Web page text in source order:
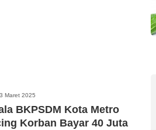
Maret 2025
BKPSDM Kota Metro
Korban Bayar 40 Juta